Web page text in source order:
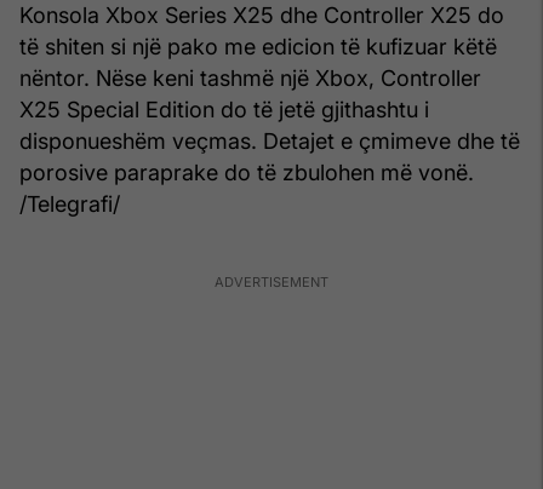
Konsola Xbox Series X25 dhe Controller X25 do
të shiten si një pako me edicion të kufizuar këtë
nëntor. Nëse keni tashmë një Xbox, Controller
X25 Special Edition do të jetë gjithashtu i
disponueshëm veçmas. Detajet e çmimeve dhe të
porosive paraprake do të zbulohen më vonë.
/Telegrafi/